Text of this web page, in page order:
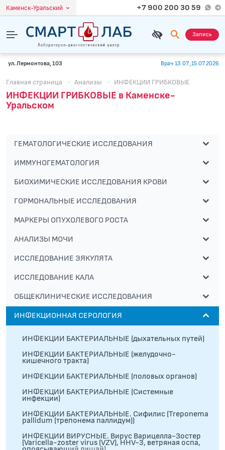
Каменск-Уральский +7 900 200 30 59
Запись
ул. Лермонтова, 103 Врач 13.07.,15.07.2026
Главная страница · Анализы · ИНФЕКЦИИ ГРИБКОВЫЕ
ИНФЕКЦИИ ГРИБКОВЫЕ в Каменске-
Уральском
ГЕМАТОЛОГИЧЕСКИЕ ИССЛЕДОВАНИЯ
ИММУНОГЕМАТОЛОГИЯ
БИОХИМИЧЕСКИЕ ИССЛЕДОВАНИЯ КРОВИ
ГОРМОНАЛЬНЫЕ ИССЛЕДОВАНИЯ
МАРКЕРЫ ОПУХОЛЕВОГО РОСТА
АНАЛИЗЫ МОЧИ
ИССЛЕДОВАНИЕ ЭЯКУЛЯТА
ИССЛЕДОВАНИЕ КАЛА
ОБЩЕКЛИНИЧЕСКИЕ ИССЛЕДОВАНИЯ
ИНФЕКЦИОННАЯ СЕРОЛОГИЯ
ИНФЕКЦИИ БАКТЕРИАЛЬНЫЕ (дыхательных путей)
ИНФЕКЦИИ БАКТЕРИАЛЬНЫЕ (желудочно-
кишечного тракта)
ИНФЕКЦИИ БАКТЕРИАЛЬНЫЕ (половых органов)
ИНФЕКЦИИ БАКТЕРИАЛЬНЫЕ (Системные
инфекции)
ИНФЕКЦИИ БАКТЕРИАЛЬНЫЕ. Сифилис (Treponema
pallidum (трепонема паллидум))
ИНФЕКЦИИ ВИРУСНЫЕ. Вирус Варицелла-Зостер
(Varicella-zoster virus (VZV), HHV-3, ветряная оспа,